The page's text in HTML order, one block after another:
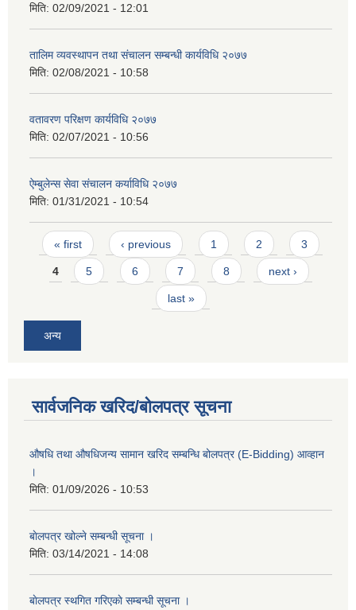
मिति: 02/09/2021 - 12:01
तालिम व्यवस्थापन तथा संचालन सम्बन्धी कार्यविधि २०७७
मिति: 02/08/2021 - 10:58
वतावरण परिक्षण कार्यविधि २०७७
मिति: 02/07/2021 - 10:56
ऐम्बुलेन्स सेवा संचालन कर्याविधि २०७७
मिति: 01/31/2021 - 10:54
Pages
« first ‹ previous 1 2 3
4 5 6 7 8 next ›
last »
अन्य
सार्वजनिक खरिद/बोलपत्र सूचना
औषधि तथा औषधिजन्य सामान खरिद सम्बन्धि बोलपत्र (E-Bidding) आव्हान
।
मिति: 01/09/2026 - 10:53
बाेलपत्र खोल्ने सम्बन्धी सूचना ।
मिति: 03/14/2021 - 14:08
बाेलपत्र स्थगित गरिएकाे सम्बन्धी सूचना ।